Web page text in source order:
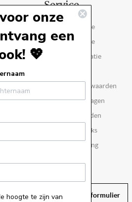
Service
Webshopservice
Bestelinformatie
Verzendinformatie
Algemene voorwaarden
Veelgestelde vragen
Actievoorwaarden
Uitleg bij e-books
Privacyverklaring
Herroepingsformulier
onze
een
💖
hoogte te zijn van